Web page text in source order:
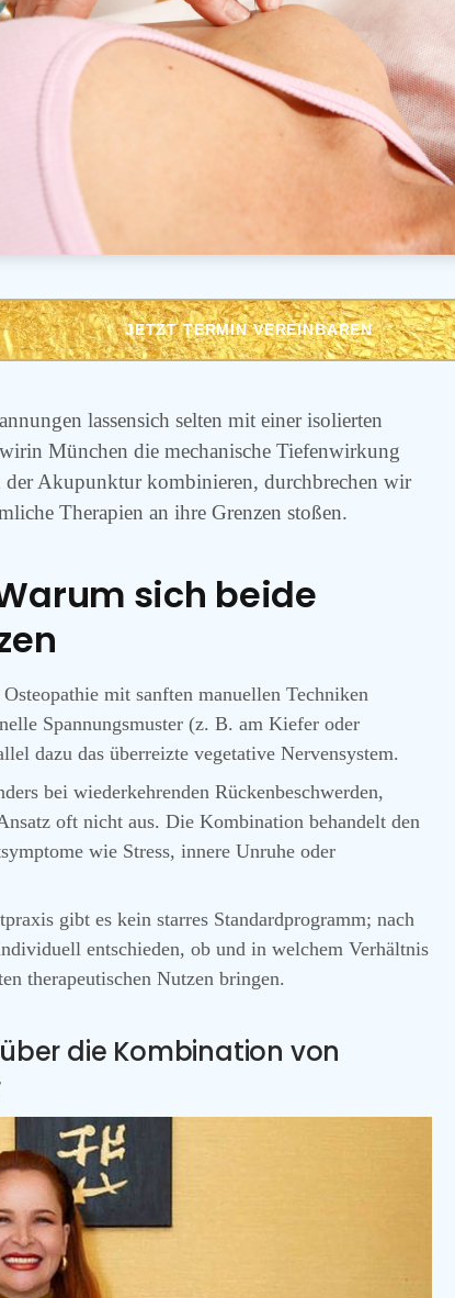
JETZT TERMIN VEREINBAREN
lassensich selten mit einer isolierten
München die mechanische Tiefenwirkung
der Akupunktur kombinieren, durchbrechen wir
Therapien an ihre Grenzen stoßen.
sich beide
mit sanften manuellen Techniken
Spannungsmuster (z. B. am Kiefer oder
dazu das überreizte vegetative Nervensystem.
bei wiederkehrenden Rückenbeschwerden,
oft nicht aus. Die Kombination behandelt den
wie Stress, innere Unruhe oder
gibt es kein starres Standardprogramm; nach
entschieden, ob und in welchem Verhältnis
therapeutischen Nutzen bringen.
die Kombination von